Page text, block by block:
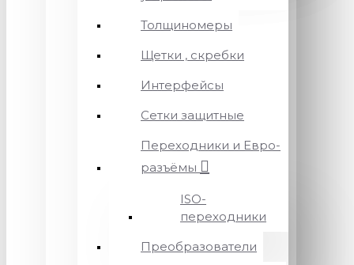
Толщиномеры
Щетки , скребки
Интерфейсы
Сетки защитные
Переходники и Евро-
разъёмы
ISO-
переходники
Преобразователи